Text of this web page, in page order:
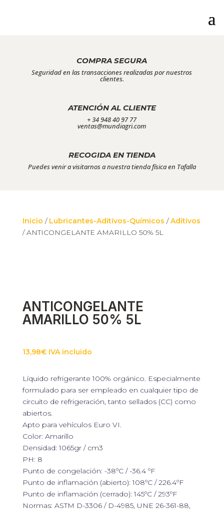
COMPRA SEGURA
Seguridad en las transacciones realizadas por nuestros
clientes.
ATENCIÓN AL CLIENTE
+ 34 948 40 97 77
ventas@mundiagri.com
RECOGIDA EN TIENDA
Puedes venir a visitarnos a nuestra tienda física en Tafalla
Inicio / Lubricantes-Aditivos-Químicos /Aditivos
/ ANTICONGELANTE AMARILLO 50% 5L
ANTICONGELANTE
AMARILLO 50% 5L
13,98€ IVA incluido
Líquido refrigerante 100% orgánico. Especialmente
formulado para ser empleado en cualquier tipo de
circuito de refrigeración, tanto sellados (CC) como
abiertos.
Apto para vehículos Euro VI.
Color: Amarillo
Densidad: 1065gr / cm3
PH: 8
Punto de congelación: -38ºC / -36.4 ºF
Punto de inflamación (abierto): 108ºC / 226.4ºF
Punto de inflamación (cerrado): 145ºC / 293ºF
Normas: ASTM D-3306 / D-4985, UNE 26-361-88,